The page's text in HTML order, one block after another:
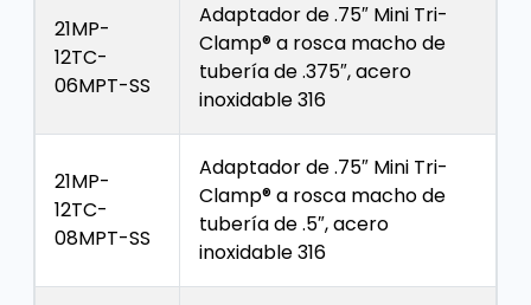
21MP-
12TC-
06MPT-SS
Adaptador de .75″ Mini Tri-
Clamp® a rosca macho de
tubería de .375″, acero
inoxidable 316
21MP-
12TC-
08MPT-SS
Adaptador de .75″ Mini Tri-
Clamp® a rosca macho de
tubería de .5″, acero
inoxidable 316